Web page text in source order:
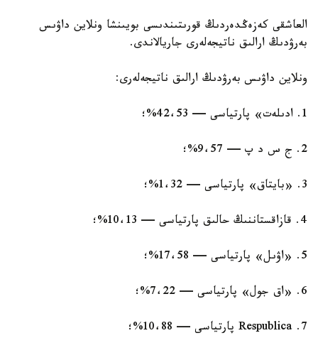
العاشقى كەزەڭدەردىڭ قورىتىندىسى بويىنشا ونلاين داۋىس
بەرۋدىڭ ارالىق ناتيجەلەرى جاريالاندى.
ونلاين داۋىس بەرۋدىڭ ارالىق ناتيجەلەرى:
1. ادىلەت» پارتياسى — 42،53%؛
2. ج س د پ — 9،57%؛
3. «بايتاق» پارتياسى — 1،32%؛
4. قازاقستاننىڭ حالىق پارتياسى — 10،13%؛
5. «اۋىل» پارتياسى — 17،58%؛
6. «اق جول» پارتياسى — 7،22%؛
7. Respublica پارتياسى — 10،88%؛